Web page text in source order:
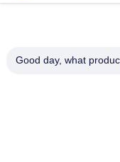
gancio e nastro del
Gancio e nastro
Good day, what